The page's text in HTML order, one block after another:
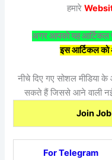
हमारे
अगर आपको यह
इस आर्टिकल को
नीचे दिए गए सोशल
सकते हैं जिससे आने वाली
Join
For Telegram